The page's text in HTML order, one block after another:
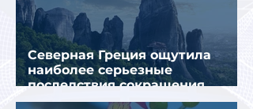
Северная Греция ощутила
наиболее серьезные
последствия сокращения
турпотока из России